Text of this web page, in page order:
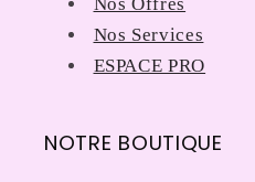
Nos Services
ESPACE PRO
NOTRE BOUTIQUE